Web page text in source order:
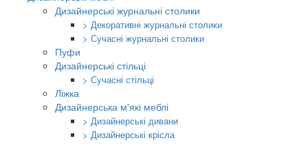
Дизайнерські журнальні столики
> Декоративні журнальні столики
> Сучасні журнальні столики
Пуфи
Дизайнерські стільці
> Сучасні стільці
Ліжка
Дизайнерська м'які меблі
> Дизайнерські дивани
> Дизайнерські крісла